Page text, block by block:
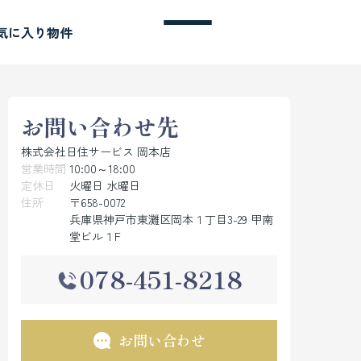
に入り物件
お問い合わせ先
株式会社日住サービス 岡本店
営業時間 10:00～18:00
定休日
火曜日 水曜日
住所
〒658-0072
兵庫県神戸市東灘区岡本１丁目3-29 甲南
堂ビル１F
078-451-8218
お問い合わせ